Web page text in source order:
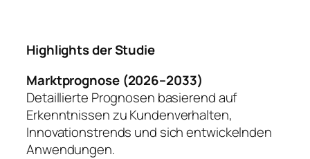
Highlights der Studie
Marktprognose (2026–2033)
Detaillierte Prognosen basierend auf
Erkenntnissen zu Kundenverhalten,
Innovationstrends und sich entwickelnden
Anwendungen.